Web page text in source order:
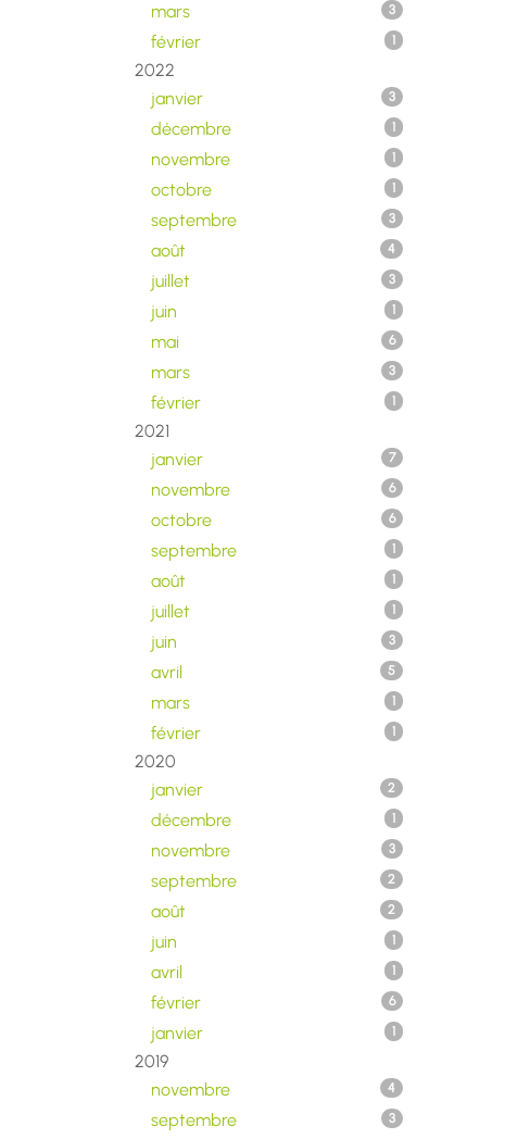
mars 3
février 1
2022
janvier
3
décembre 1
novembre 1
octobre 1
septembre 3
août 4
juillet 3
juin 1
mai 6
mars 3
février 1
2021
janvier
7
novembre 6
octobre 6
septembre 1
août 1
juillet 1
juin 3
avril 5
mars 1
février 1
2020
janvier
2
décembre 1
novembre 3
septembre 2
août 2
juin 1
avril 1
février 6
janvier 1
2019
novembre
4
septembre 3